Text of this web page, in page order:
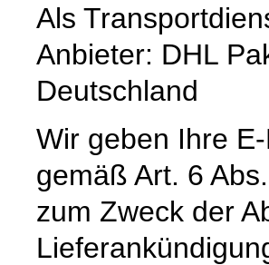
Als
Anbieter: DHL
Deutschland
Wir geben Ihre
gemäß Art. 6
zum Zweck der